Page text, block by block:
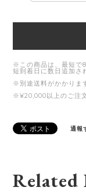
※この商品は、最短で
短到着日に数日追加さ
※別途送料がかかりま
※¥20,000以上のご注
通報
Related